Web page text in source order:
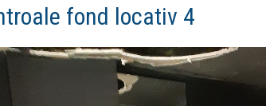
fond locativ 4